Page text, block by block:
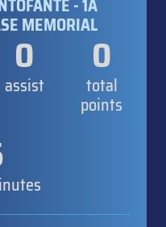
- 1A
MEMORIAL
0
assist
0
total
points